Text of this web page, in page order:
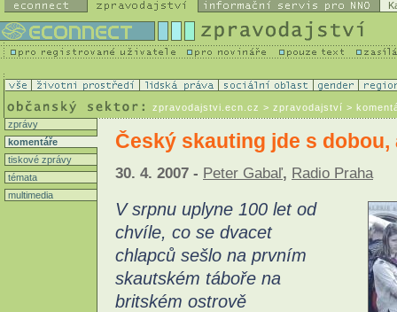
zpravodajstvi.ecn.cz > zpravodajství >
zprávy
komentáře
tiskové zprávy
témata
multimedia
Český skauting jde s
30. 4. 2007 - Peter Gabaľ, Radio Praha
V srpnu uplyne 100 let od
chvíle, co se dvacet
chlapců sešlo na prvním
skautském táboře na
britském ostrově